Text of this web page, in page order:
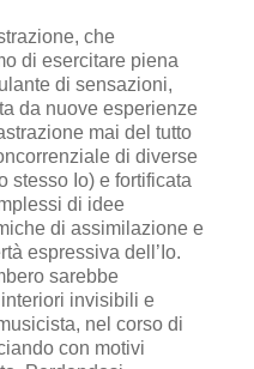
che
di esercitare piena
di sensazioni,
da nuove esperienze
mai del tutto
di diverse
stesso Io) e fortificata
di idee
di assimilazione e
espressiva dell’Io.
sarebbe
invisibili e
nel corso di
con motivi